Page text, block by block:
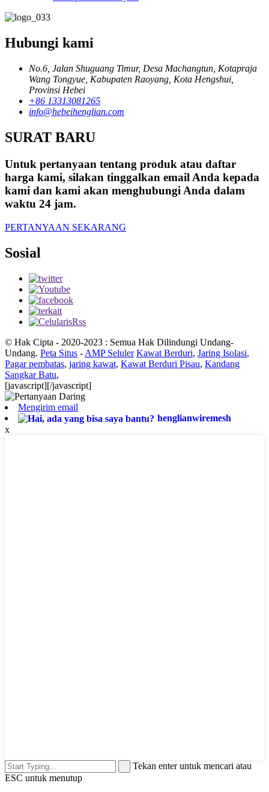
Hubungi kami
No.6, Jalan Shuguang Timur, Desa Machangtun, Kotapraja
Wang Tongyue, Kabupaten Raoyang, Kota Hengshui,
Provinsi Hebei
+86 13313081265
info@hebeihenglian.com
SURAT BARU
Untuk pertanyaan tentang produk atau daftar
harga kami, silakan tinggalkan email Anda kepada
kami dan kami akan menghubungi Anda dalam
waktu 24 jam.
PERTANYAAN SEKARANG
Sosial
© Hak Cipta - 2020-2023 : Semua Hak Dilindungi Undang-
Undang. Peta Situs - AMP Seluler Kawat Berduri, Jaring Isolasi,
Pagar pembatas, jaring kawat, Kawat Berduri Pisau, Kandang
Sangkar Batu,
[javascript][/javascript]
Mengirim email
henglianwiremesh
x
Tekan enter untuk mencari atau
ESC untuk menutup